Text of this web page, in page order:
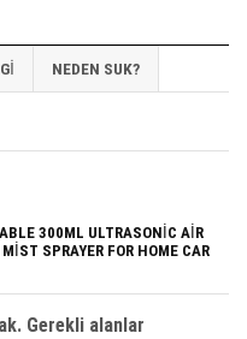
NEDEN SUK?
300ML ULTRASONIC AIR
SPRAYER FOR HOME CAR
Gerekli alanlar